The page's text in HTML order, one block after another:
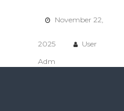
November 22,
2025
User
Adm